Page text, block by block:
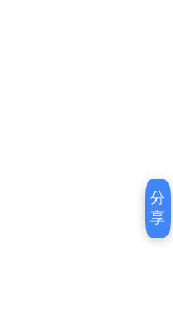
分
享